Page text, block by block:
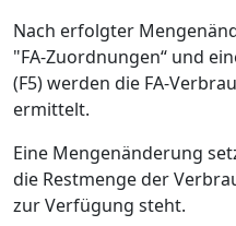
Nach erfolgter
"FA-Zuordnungen“ und
(F5) werden die FA-
ermittelt.
Eine Mengenänderung
die Restmenge der
zur Verfügung steht.